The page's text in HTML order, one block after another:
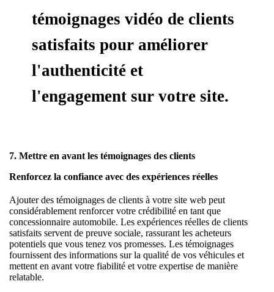
témoignages vidéo de clients
satisfaits pour améliorer
l'authenticité et
l'engagement sur votre site.
7. Mettre en avant les témoignages des clients
Renforcez la confiance avec des expériences réelles
Ajouter des témoignages de clients à votre site web peut
considérablement renforcer votre crédibilité en tant que
concessionnaire automobile. Les expériences réelles de clients
satisfaits servent de preuve sociale, rassurant les acheteurs
potentiels que vous tenez vos promesses. Les témoignages
fournissent des informations sur la qualité de vos véhicules et
mettent en avant votre fiabilité et votre expertise de manière
relatable.